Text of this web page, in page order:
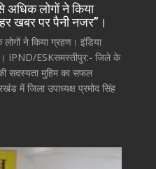
लोगों ने किया
खबर पर पैनी नजर”।
ने किया ग्रहण। इंडिया
IPND/ESKसमस्तीपुर:- जिले के
सदस्यता मुहिम का सफल
में जिला उपाध्यक्ष प्रमोद सिंह